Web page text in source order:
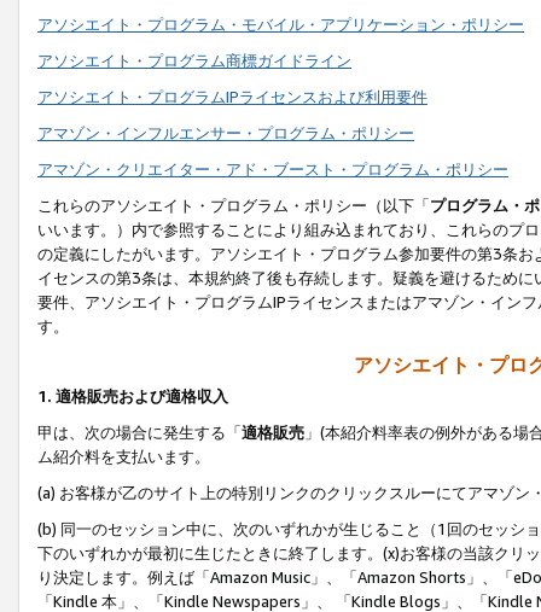
アソシエイト・プログラム・モバイル・アプリケーション・ポリシー
アソシエイト・プログラム商標ガイドライン
アソシエイト・プログラムIPライセンスおよび利用要件
アマゾン・インフルエンサー・プログラム・ポリシー
アマゾン・クリエイター・アド・ブースト・プログラム・ポリシー
これらのアソシエイト・プログラム・ポリシー（以下「プログラム・
いいます。）内で参照することにより組み込まれており、これらのプ
の定義にしたがいます。アソシエイト・プログラム参加要件の第3条
イセンスの第3条は、本規約終了後も存続します。疑義を避けるため
要件、アソシエイト・プログラムIPライセンスまたはアマゾン・イン
す。
アソシエイト・プロ
1. 適格販売および適格収入
甲は、次の場合に発生する「適格販売 」(本紹介料率表の例外がある
ム紹介料を支払います。
(a) お客様が乙のサイト上の特別リンクのクリックスルーにてアマゾン
(b) 同一のセッション中に、次のいずれかが生じること（1回のセッシ
下のいずれかが最初に生じたときに終了します。(x)お客様の当該ク
り決定します。例えば「Amazon Music」、「Amazon Shorts」、「
「Kindle 本」、「Kindle Newspapers」、 「Kindle Blogs」、「